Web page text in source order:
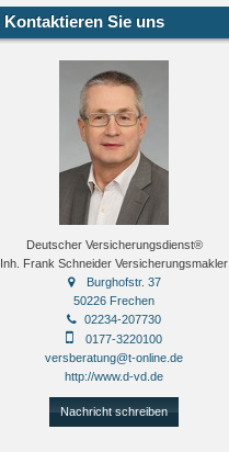
Kontaktieren Sie uns
Deutscher Versicherungsdienst®
Inh. Frank Schneider Versicherungsmakler
Burghofstr. 37
50226 Frechen
02234-207730
0177-3220100
versberatung@t-online.de
http://www.d-vd.de
Nachricht schreiben